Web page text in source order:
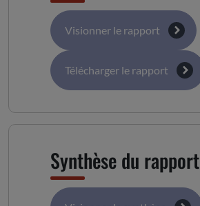
Visionner le rapport
Télécharger le rapport
Synthèse du rapport